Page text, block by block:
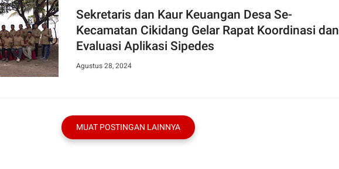
Sekretaris dan Kaur Keuangan Desa Se-
Kecamatan Cikidang Gelar Rapat Koordinasi dan
Evaluasi Aplikasi Sipedes
Agustus 28, 2024
MUAT POSTINGAN LAINNYA